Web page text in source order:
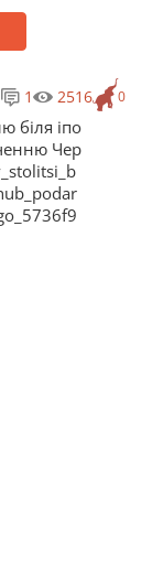
0
1 2516